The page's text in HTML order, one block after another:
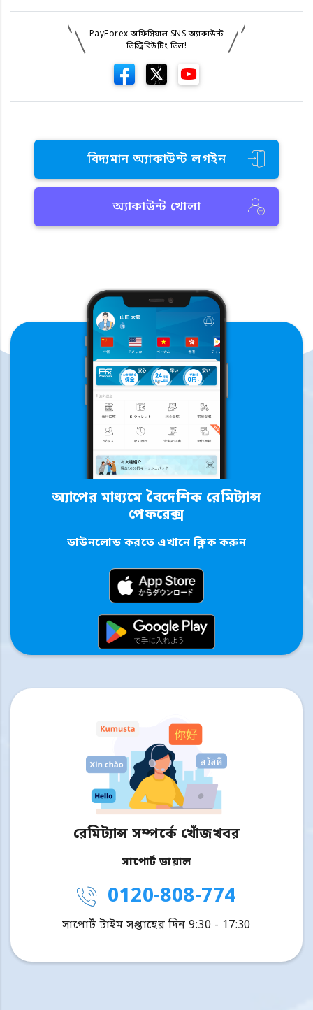
PayForex অফিসিয়াল SNS অ্যাকাউন্ট
ডিস্ট্রিবিউটিং ডিল!
বিদ্যমান অ্যাকাউন্ট লগইন
অ্যাকাউন্ট খোলা
অ্যাপের মাধ্যমে বৈদেশিক রেমিট্যান্স
পেফরেক্স
ডাউনলোড করতে এখানে ক্লিক করুন
রেমিট্যান্স সম্পর্কে খোঁজখবর
সাপোর্ট ডায়াল
0120-808-774
সাপোর্ট টাইম সপ্তাহের দিন 9:30 - 17:30